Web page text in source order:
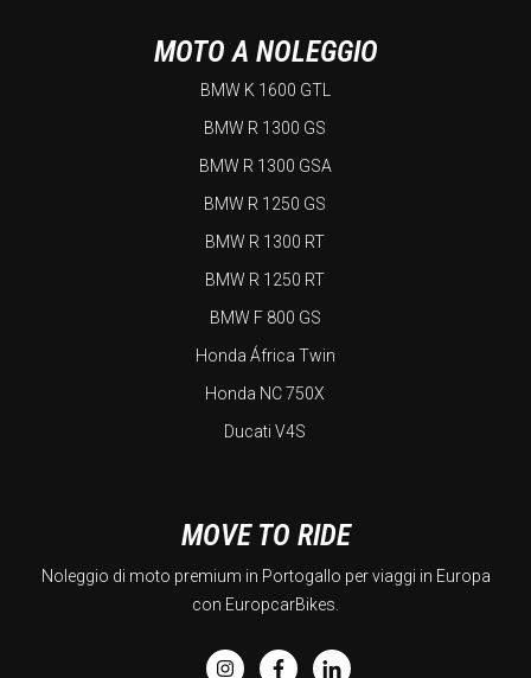
MOTO A NOLEGGIO
BMW K 1600 GTL
BMW R 1300 GS
BMW R 1300 GSA
BMW R 1250 GS
BMW R 1300 RT
BMW R 1250 RT
BMW F 800 GS
Honda África Twin
Honda NC 750X
Ducati V4S
MOVE TO RIDE
Noleggio di moto premium in Portogallo per viaggi in Europa
con EuropcarBikes.